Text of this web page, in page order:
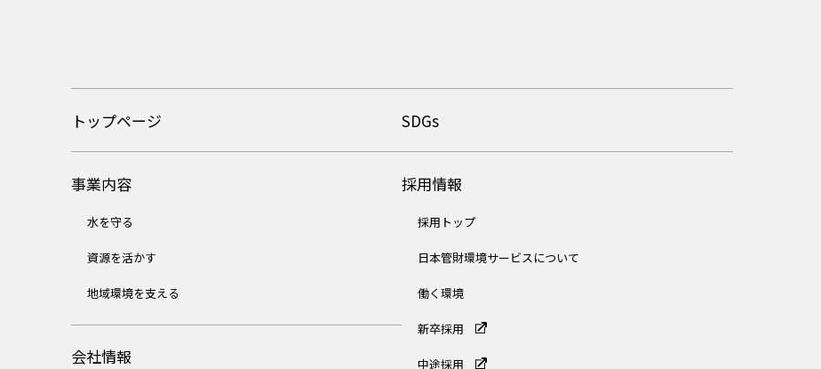
トップページ
事業内容
水を守る
資源を活かす
地域環境を支える
会社情報
SDGs
採用情報
採用トップ
日本管財環境サービスについて
働く環境
新卒採用
中途採用